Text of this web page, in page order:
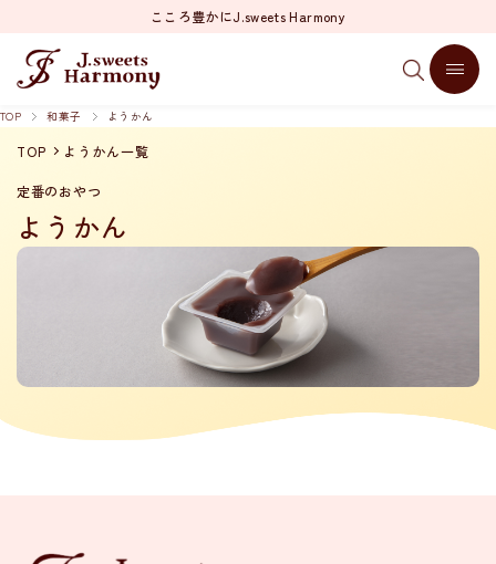
こころ豊かにJ.sweets Harmony
TOP 和菓子 ようかん
TOP ようかん一覧
定番のおやつ
ようかん